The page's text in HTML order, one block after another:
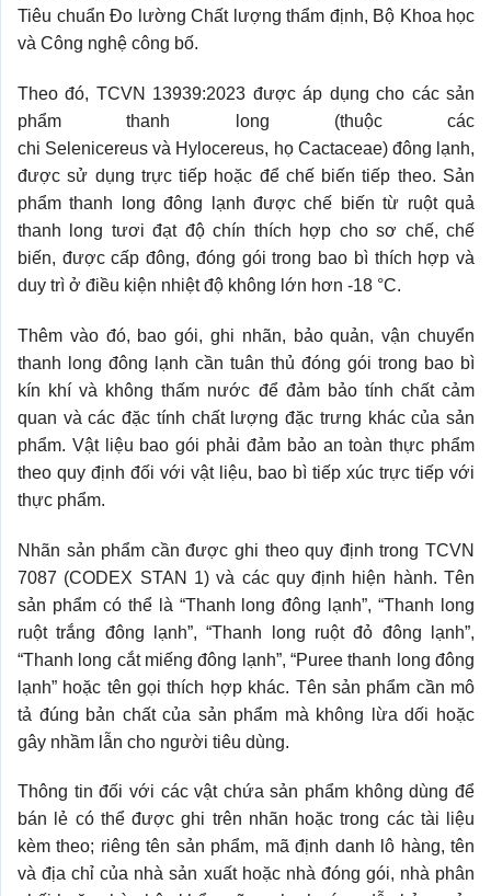
Tiêu chuẩn Đo lường Chất lượng thẩm định, Bộ Khoa học
và Công nghệ công bố.
Theo đó, TCVN 13939:2023 được áp dụng cho các sản
phẩm thanh long (thuộc các
chi Selenicereus và Hylocereus, họ Cactaceae) đông lạnh,
được sử dụng trực tiếp hoặc để chế biến tiếp theo. Sản
phẩm thanh long đông lạnh được chế biến từ ruột quả
thanh long tươi đạt độ chín thích hợp cho sơ chế, chế
biến, được cấp đông, đóng gói trong bao bì thích hợp và
duy trì ở điều kiện nhiệt độ không lớn hơn -18 °C.
Thêm vào đó, bao gói, ghi nhãn, bảo quản, vận chuyển
thanh long đông lạnh cần tuân thủ đóng gói trong bao bì
kín khí và không thấm nước để đảm bảo tính chất cảm
quan và các đặc tính chất lượng đặc trưng khác của sản
phẩm. Vật liệu bao gói phải đảm bảo an toàn thực phẩm
theo quy định đối với vật liệu, bao bì tiếp xúc trực tiếp với
thực phẩm.
Nhãn sản phẩm cần được ghi theo quy định trong TCVN
7087 (CODEX STAN 1) và các quy định hiện hành. Tên
sản phẩm có thể là “Thanh long đông lạnh”, “Thanh long
ruột trắng đông lạnh”, “Thanh long ruột đỏ đông lạnh”,
“Thanh long cắt miếng đông lạnh”, “Puree thanh long đông
lạnh” hoặc tên gọi thích hợp khác. Tên sản phẩm cần mô
tả đúng bản chất của sản phẩm mà không lừa dối hoặc
gây nhầm lẫn cho người tiêu dùng.
Thông tin đối với các vật chứa sản phẩm không dùng để
bán lẻ có thể được ghi trên nhãn hoặc trong các tài liệu
kèm theo; riêng tên sản phẩm, mã định danh lô hàng, tên
và địa chỉ của nhà sản xuất hoặc nhà đóng gói, nhà phân